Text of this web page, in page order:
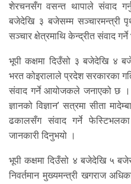
शेरचनसँग वसन्त थापाले संवाद
बजेदेखि ३ बजेसम्म सञ्चारमन्त्री
सञ्चार क्षेत्रमाथि केन्द्रीत संवाद
भूपी कक्षमा दिउँसो ३ बजेदेखि ४
भरत कोइरालाले प्रदेश सरकारका
संवाद गर्ने आयोजकले जनाएको छ ।
ज्ञानको विज्ञान’ सत्रमा सीता
ढकालसँग संवाद गर्ने फेस्टिभलका
जानकारी दिनुभयो ।
भूपी कक्षमा दिउँसो ४ बजेदेखि ५
निवर्तमान मुख्यमन्त्री खगराज